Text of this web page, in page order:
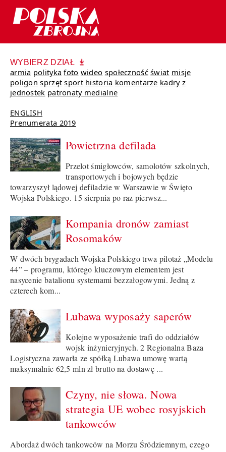
WYBIERZ DZIAŁ
armia polityka foto wideo społeczność świat misje
poligon sprzęt sport historia komentarze kadry z
jednostek patronaty medialne
ENGLISH
Prenumerata 2019
Powietrzna defilada
Przelot śmigłowców, samolotów szkolnych,
transportowych i bojowych będzie
towarzyszył lądowej defiladzie w Warszawie w Święto
Wojska Polskiego. 15 sierpnia po raz pierwsz...
Kompania dronów zamiast
Rosomaków
W dwóch brygadach Wojska Polskiego trwa pilotaż „Modelu
44” – programu, którego kluczowym elementem jest
nasycenie batalionu systemami bezzałogowymi. Jedną z
czterech kom...
Lubawa wyposaży saperów
Kolejne wyposażenie trafi do oddziałów
wojsk inżynieryjnych. 2 Regionalna Baza
Logistyczna zawarła ze spółką Lubawa umowę wartą
maksymalnie 62,5 mln zł brutto na dostawę ...
Czyny, nie słowa. Nowa
strategia UE wobec rosyjskich
tankowców
Abordaż dwóch tankowców na Morzu Śródziemnym, czego